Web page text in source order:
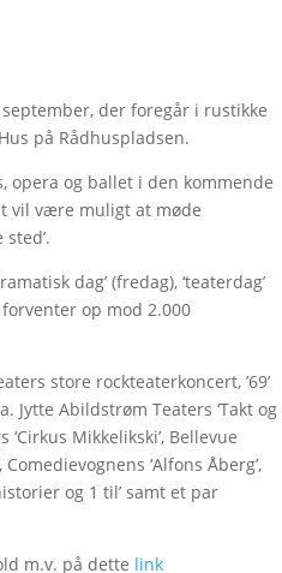
der foregår i rustikke
på Rådhuspladsen.
opera og ballet i den kommende
vil være muligt at møde
dag’ (fredag), ‘teaterdag’
op mod 2.000
store rockteaterkoncert, ’69’
Abildstrøm Teaters ‘Takt og
Mikkelikski’, Bellevue
‘Alfons Åberg’,
og 1 til’ samt et par
m.v. på dette link